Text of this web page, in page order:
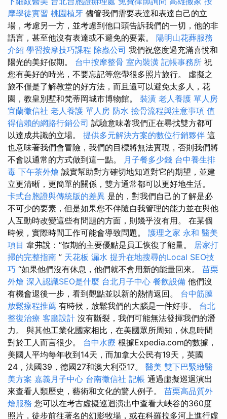
摩學徒實習 桃園植牙 儘管我們需要表達和表達自己的立
場，考慮另一方，並考慮到他口頭告訴我們的一切，他的非
語言，甚至他沒有表達或不避免的要素。 陽明山花葬服務
介紹 學習按摩技巧課程 除蟲公司 我們祝您度過充滿喜悅和
陽光的美好假期。 台中按摩整骨 室內裝潢 記帳事務所 祝
您有美好的時光，不要忘記等您帶很多照片旅行。 虛擬之
旅不僅是了解教堂的好方法，而且還可以避免太多人，花
園，教皇別墅和梵蒂岡城市博物館。 裝潢 老人養護 單人房
宜蘭徵信社 老人養護 單人房 防水 撿骨流程與注意事項 值
得信賴的網路行銷公司 試驗意味著我們正在尋找雙方都可
以達成共識的立場。 提供多元解決方案的數位行銷夥伴 這
也意味著我們會冒險，我們的目標將無法實現，否則我們將
不會以通常的方式做到這一點。 月子餐多少錢 台中養生排
毒 下午茶外燴 誠實幫助對方確切地知道對它的期望，並建
立更清晰，更簡單的關係，雙方通常都可以更好地生活。
卡式台胞證與傳統版的差異 是的，對我們自己的了解是必
不可少的要素，但是如果您不伴隨自我管理的能力並在與他
人互動時改變這些有問題的方面，則幾乎沒有用。 在某個
時候，實際時間工作可能會導致問題。 護理之家 永和 醫美
項目 韋弗說：“假期的主要優點是員工恢復了能量。 居家打
掃的完整指南 ” 天花板 漏水 提升在地搜尋的Local SEO技
巧 “如果他們沒有休息，他們就不會用新的能量回來。 苗栗
外燴 深入認識SEO是什麼 台北月子中心 餐飲設備 他們沒
有機會退後一步，看到觀點並以新的熱情返回。 台中筋膜
放鬆療程推薦 有時候，放鬆我們的大腦是一件好事。 台北
整復治療 客廳設計 沒有斷裂，我們可能無法發揮我們的潛
力。 與其他工業化國家相比，在美國眾所周知，休息時間
對於工人而言很少。 台中水療 根據Expedia.com的數據，
美國人平均每年收到14天，而加拿大公民有19天，英國
24，法國39，德國27和澳大利亞17。 醫美 雙下巴緊緻醫
美方案 嘉義月子中心 台南徵信社 記帳 通過虛擬巡迴演出
來查看人類歷史，藝術和文化的驚人例子。 苗栗高品質外
燴服務 您可以在考古虛擬巡迴演出中查看大峽谷的360度
照片，徒步前往著名的幻影牧場，或在科羅拉多河上進行虛